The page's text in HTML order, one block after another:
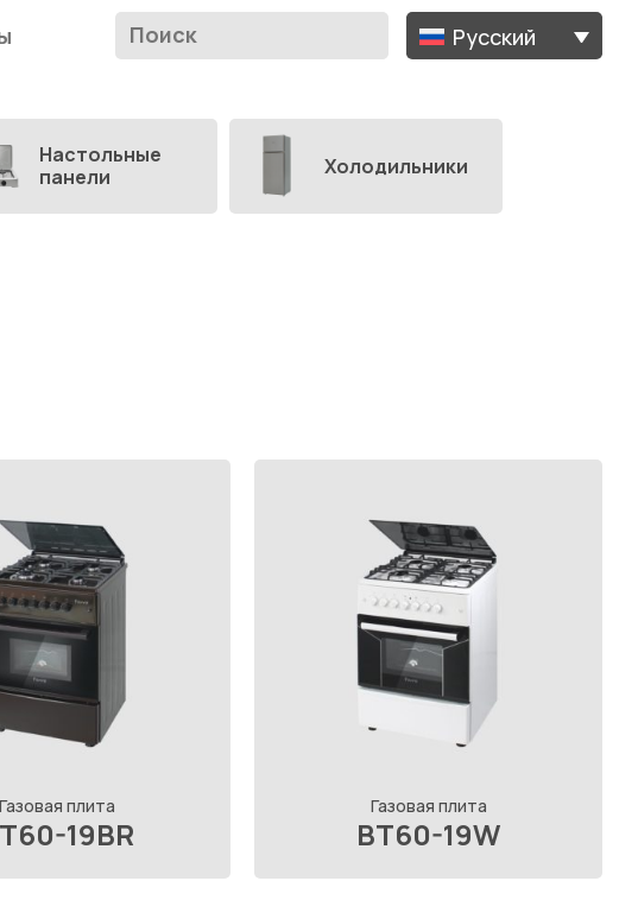
Русский
Настольные
панели
Холодильники
Газовая плита
19BR
Газовая плита
BT60-19W